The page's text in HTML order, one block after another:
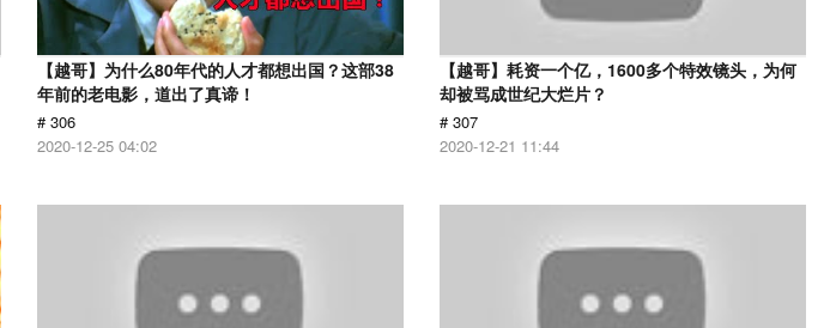
【越哥】为什么80年代的人才都想出国？这部38
年前的老电影，道出了真谛！
# 306
2020-12-25 04:02
【越哥】耗资一个亿，1600多个特效镜头，为何
却被骂成世纪大烂片？
# 307
2020-12-21 11:44